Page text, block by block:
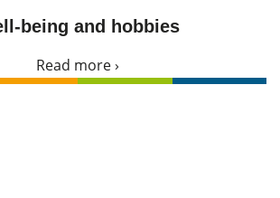
being and hobbies
Read more ›